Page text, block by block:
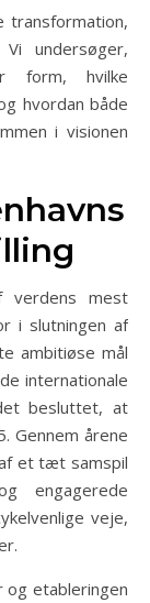
transformation,
undersøger,
form, hvilke
hvordan både
i visionen
verdens mest
i slutningen af
ambitiøse mål
internationale
besluttet, at
Gennem årene
et tæt samspil
engagerede
veje,
og etableringen